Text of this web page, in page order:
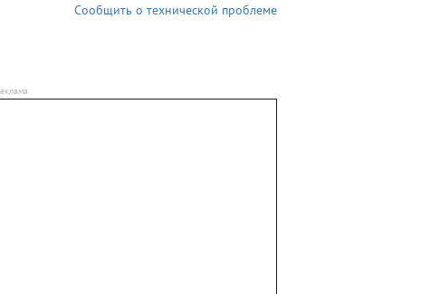
Сообщить о технической проблеме